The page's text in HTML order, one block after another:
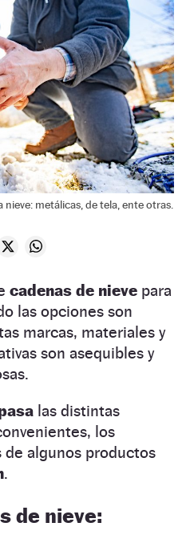
metálicas, de tela, ente otras.
cadenas de nieve para
las opciones son
marcas, materiales y
son asequibles y
las distintas
los
algunos productos
.
de nieve: